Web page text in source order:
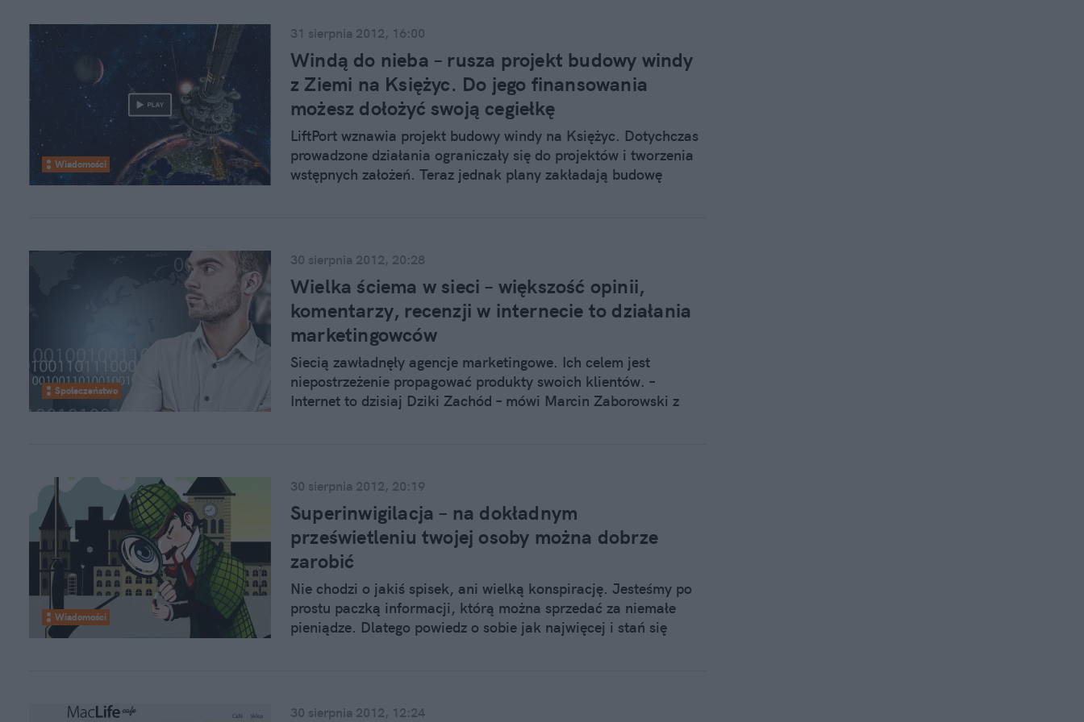
Wiadomości
31 sierpnia 2012, 16:00
Windą do nieba – rusza projekt budowy windy
z Ziemi na Księżyc. Do jego finansowania
możesz dołożyć swoją cegiełkę
LiftPort wznawia projekt budowy windy na Księżyc. Dotychczas
prowadzone działania ograniczały się do projektów i tworzenia
wstępnych założeń. Teraz jednak plany zakładają budowę
Społeczeństwo
30 sierpnia 2012, 20:28
Wielka ściema w sieci – większość opinii,
komentarzy, recenzji w internecie to działania
marketingowców
Siecią zawładnęły agencje marketingowe. Ich celem jest
niepostrzeżenie propagować produkty swoich klientów. –
Internet to dzisiaj Dziki Zachód – mówi Marcin Zaborowski z
Wiadomości
30 sierpnia 2012, 20:19
Superinwigilacja – na dokładnym
prześwietleniu twojej osoby można dobrze
zarobić
Nie chodzi o jakiś spisek, ani wielką konspirację. Jesteśmy po
prostu paczką informacji, którą można sprzedać za niemałe
pieniądze. Dlatego powiedz o sobie jak najwięcej i stań się
30 sierpnia 2012, 12:24